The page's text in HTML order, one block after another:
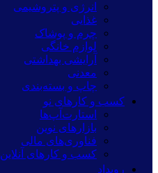
انرژی و پتروشیمی
غذایی
چرم و پوشاک
لوازم خانگی
آرایشی بهداشتی
معدنی
چاپ و بسته‌بندی
کسب و کارهای نو
استارت‌آپ‌ها
بازارهای نوین
فناوری‌های مالی
کسب و کارهای آنلاین
رویداد